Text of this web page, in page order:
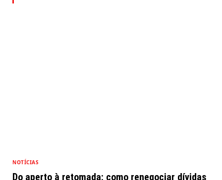
NOTÍCIAS
Do aperto à retomada: como renegociar dívidas